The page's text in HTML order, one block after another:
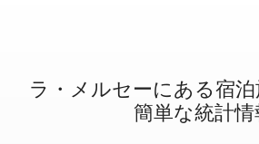
ラ・メルセーに⁠あ⁠る宿⁠
簡⁠単⁠な統⁠計⁠情⁠